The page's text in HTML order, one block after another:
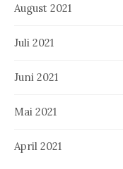
August 2021
Juli 2021
Juni 2021
Mai 2021
April 2021